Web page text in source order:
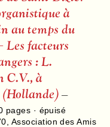
à
au temps du
Les facteurs
: L.
C.V., à
(Hollande)–
pages · épuisé
Association des Amis